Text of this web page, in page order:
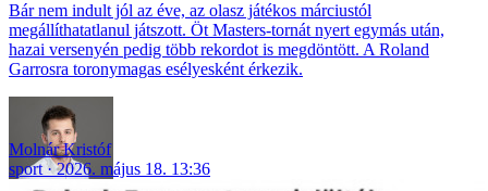
Bár nem indult jól az éve, az olasz játékos márciustól
megállíthatatlanul játszott. Öt Masters-tornát nyert egymás után,
hazai versenyén pedig több rekordot is megdöntött. A Roland
Garrosra toronymagas esélyesként érkezik.
Molnár Kristóf
sport
2026. május 18. 13:36